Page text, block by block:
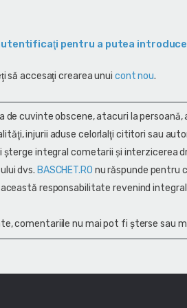
pentru a putea
să accesaţi crearea unui cont nou.
de cuvinte obscene, atacuri la
injurii aduse celorlalţi cititori sau
şterge integral cometarii și interzicerea
dvs. BASCHET.RO nu răspunde pentru
responsabilitate revenind
comentariile nu mai pot fi șterse sau